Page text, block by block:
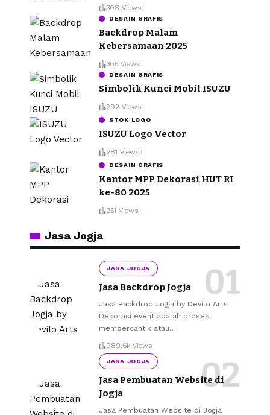
308 Views
DESAIN GRAFIS
Backdrop Malam
Kebersamaan 2025
305 Views
DESAIN GRAFIS
Simbolik Kunci Mobil ISUZU
292 Views
STOK LOGO
ISUZU Logo Vector
281 Views
DESAIN GRAFIS
Kantor MPP Dekorasi HUT RI
ke-80 2025
251 Views
Jasa Jogja
JASA JOGJA
Jasa Backdrop Jogja
Jasa Backdrop Jogja by Devilo Arts
Dekorasi event adalah proses
mempercantik atau…
989.6k Views
JASA JOGJA
Jasa Pembuatan Website di
Jogja
Jasa Pembuatan Website di Jogja